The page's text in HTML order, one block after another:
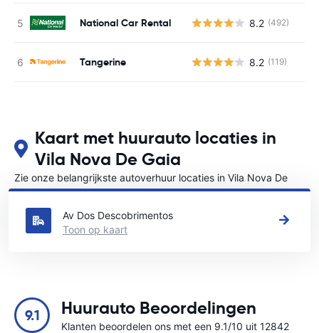
National Car Rental 8.2 (492)
Tangerine 8.2 (119)
Kaart met huurauto locaties in
Vila Nova De Gaia
Zie onze belangrijkste autoverhuur locaties in Vila Nova De
Gaia
Av Dos Descobrimentos
Toon op kaart
9.1 Huurauto Beoordelingen
Klanten beoordelen ons met een 9.1/10 uit 12842